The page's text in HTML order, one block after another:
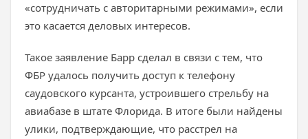
«сотрудничать с авторитарными режимами», если
это касается деловых интересов.
Такое заявление Барр сделал в связи с тем, что
ФБР удалось получить доступ к телефону
саудовского курсанта, устроившего стрельбу на
авиабазе в штате Флорида. В итоге были найдены
улики, подтверждающие, что расстрел на